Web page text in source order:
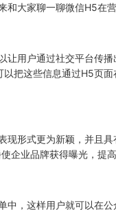
大家聊一聊微信H5在
用户通过社交平台传
以把这些信息通过H5页
形式更为新颖，并且
企业品牌获得曝光，提高
，这样用户就可以在